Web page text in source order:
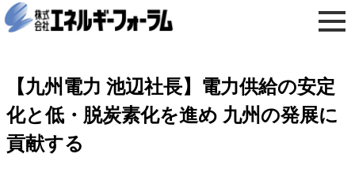
【九州電力 池辺社長】電力供給の安定
化と低・脱炭素化を進め 九州の発展に
貢献する